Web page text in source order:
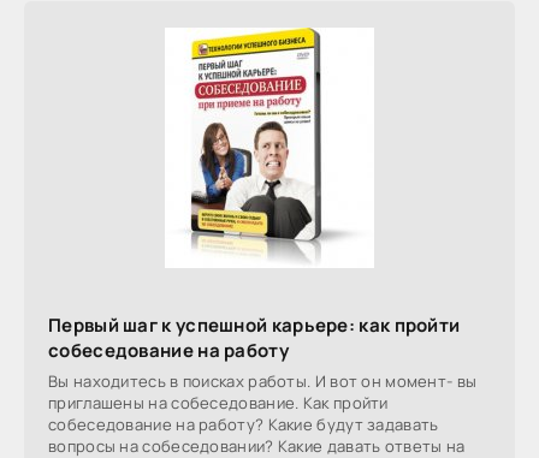
Первый шаг к успешной карьере: как пройти
собеседование на работу
Вы находитесь в поисках работы. И вот он момент- вы
приглашены на собеседование. Как пройти
собеседование на работу? Какие будут задавать
вопросы на собеседовании? Какие давать ответы на